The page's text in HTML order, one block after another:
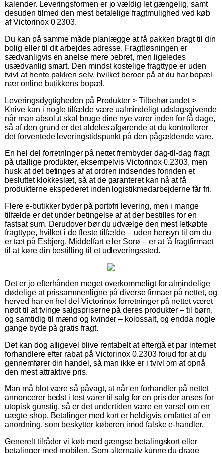
kalender. Leveringsformen er jo vældig let gængelig, samt
desuden tilmed den mest betalelige fragtmulighed ved køb
af Victorinox 0.2303.
Du kan på samme måde planlægge at få pakken bragt til din
bolig eller til dit arbejdes adresse. Fragtløsningen er
sædvanligvis en anelse mere pebret, men ligeledes
usædvanlig smart. Den mindst kostelige fragttype er uden
tvivl at hente pakken selv, hvilket beroer på at du har bopæl
nær online butikkens bopæl.
Leveringsdygtigheden på Produkter > Tilbehør andet >
Knive kan i nogle tilfælde være ualmindeligt udslagsgivende
når man absolut skal bruge dine nye varer inden for få dage,
så af den grund er det aldeles afgørende at du kontrollerer
det forventede leveringstidspunkt på den pågældende vare.
En hel del forretninger på nettet frembyder dag-til-dag fragt
på utallige produkter, eksempelvis Victorinox 0.2303, men
husk at det betinges af at ordren indsendes forinden et
besluttet klokkeslæt, så at de garanteret kan nå at få
produkterne ekspederet inden logistikmedarbejderne får fri.
Flere e-butikker byder på portofri levering, men i mange
tilfælde er det under betingelse af at der bestilles for en
fastsat sum. Derudover bør du udvælge den mest letkøbte
fragttype, hvilket i de fleste tilfælde – uden hensyn til om du
er tæt på Esbjerg, Middelfart eller Sorø – er at få fragtfirmaet
til at køre din bestilling til et udleveringssted.
Det er jo efterhånden meget overkommeligt for almindelige
dødelige at prissammenligne på diverse firmaer på nettet, og
herved har en hel del Victorinox forretninger på nettet været
nødt til at tvinge salgspriserne på deres produkter – til børn,
og samtidig til mænd og kvinder – kolossalt, og endda nogle
gange byde på gratis fragt.
Det kan dog alligevel blive rentabelt at eftergå et par internet
forhandlere efter rabat på Victorinox 0.2303 forud for at du
gennemfører din handel, så man ikke er i tvivl om at opnå
den mest attraktive pris.
Man må blot være så påvagt, at når en forhandler på nettet
annoncerer bedst i test varer til salg for en pris der anses for
utopisk gunstig, så er det undertiden være en varsel om en
uægte shop. Betalinger med kort er heldigvis omfattet af en
anordning, som beskytter køberen imod falske e-handler.
Generelt tilråder vi køb med gængse betalingskort eller
betalinger med mobilen. Som alternativ kunne du drage